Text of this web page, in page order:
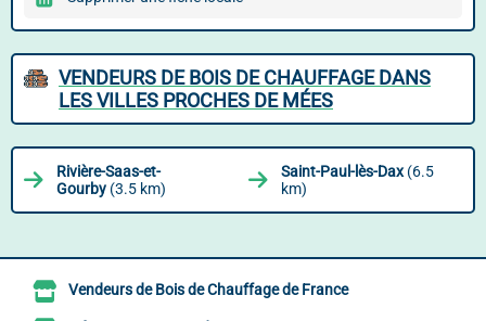
VENDEURS DE BOIS DE CHAUFFAGE DANS
LES VILLES PROCHES DE MÉES
Rivière-Saas-et-
Gourby (3.5 km)
Saint-Paul-lès-Dax(6.5
km)
Vendeurs de Bois de Chauffage de France